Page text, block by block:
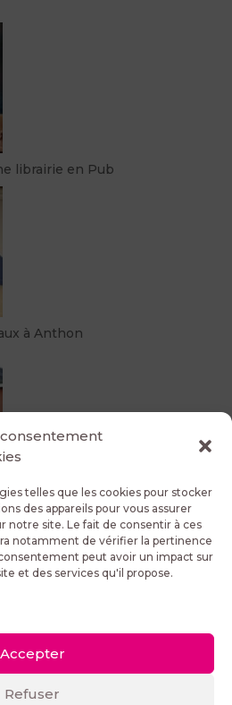
telles que les cookies pour stocker
des appareils pour vous assurer
notre site. Le fait de consentir à ces
notamment de vérifier la pertinence
peut avoir un impact sur
et des services qu'il propose.
Accepter
Refuser
librairie en Pub
à Anthon
neuve
de Ventes
de Confidentialité
Légales